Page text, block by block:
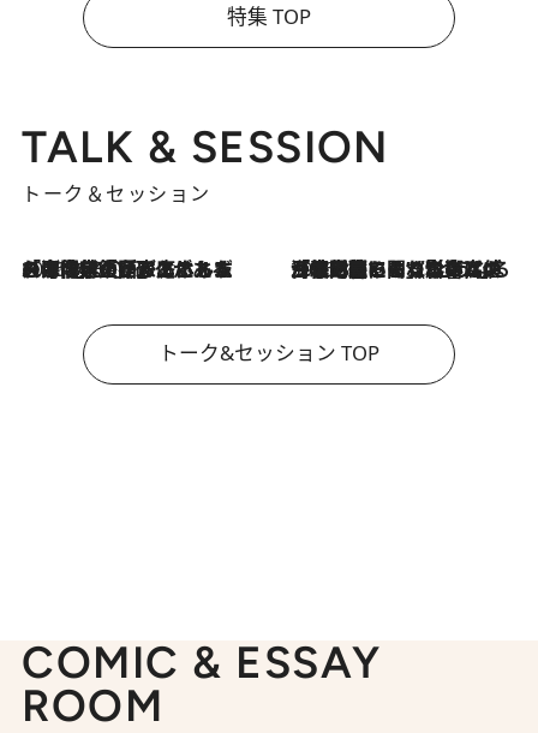
特集 TOP
TALK & SESSION
トーク＆セッション
2026.8.3
「今後値上げがあるとすれば…」「リスクがあるのは今年の冬」エネルギー専門家が語る、ホルムズ海峡封鎖が家庭にもたらす“ある心配” 2026.8.3
「住宅建てられない…」「サーチャージ料の高値が続いている」ホルムズ海峡封鎖による影響はいつまで続く？《エネルギー専門家に聞く“どうなる日本の暮らし”》
トーク&セッション TOP
COMIC & ESSAY
ROOM